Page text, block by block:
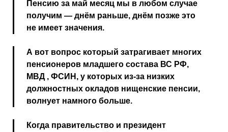
Пенсию за май месяц мы в любом случае
получим — днём раньше, днём позже это
не имеет значения.
А вот вопрос который затрагивает многих
пенсионеров младшего состава ВС РФ,
МВД , ФСИН, у которых из-за низких
должностных окладов нищенские пенсии,
волнует намного больше.
Когда правительство и президент